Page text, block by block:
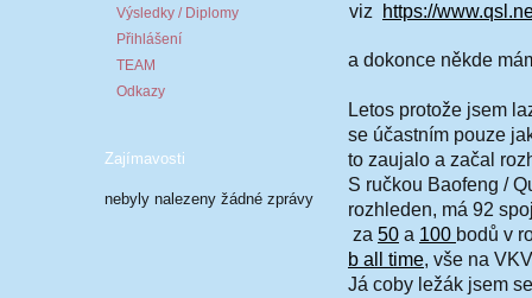
Výsledky / Diplomy
Přihlášení
TEAM
Odkazy
Zajímavosti
nebyly nalezeny žádné zprávy
viz https://
a dokonce někde
Letos protože jsem
se účastním pouze
to zaujalo a začal
S ručkou Baofeng /
rozhleden, má 92
za 50 a 100 bodů v
b all time, vše na
Já coby ležák jsem